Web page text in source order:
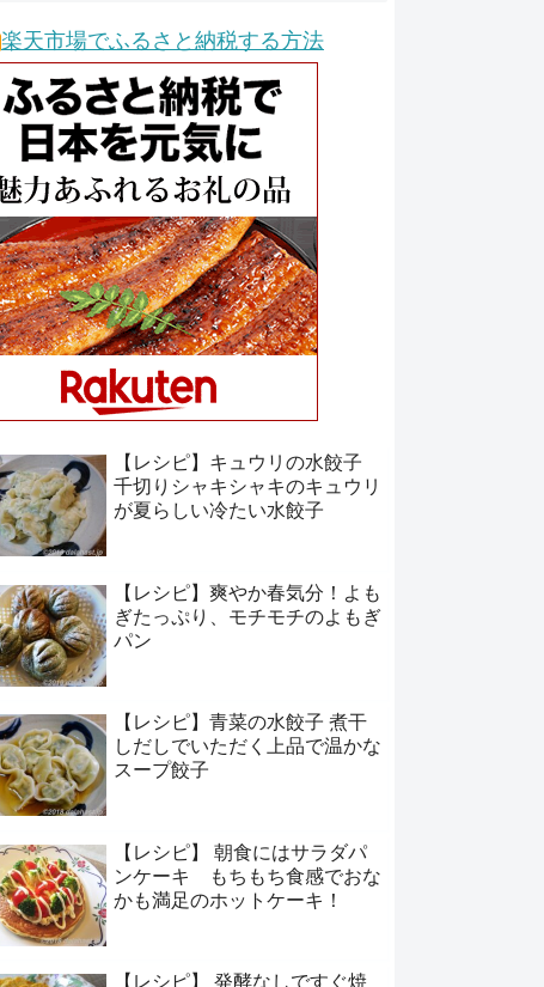
楽天市場でふるさと納税する方法
【レシピ】キュウリの水餃子
千切りシャキシャキのキュウリ
が夏らしい冷たい水餃子
【レシピ】爽やか春気分！よも
ぎたっぷり、モチモチのよもぎ
パン
【レシピ】青菜の水餃子 煮干
しだしでいただく上品で温かな
スープ餃子
【レシピ】 朝食にはサラダパ
ンケーキ もちもち食感でおな
かも満足のホットケーキ！
【レシピ】 発酵なしですぐ焼